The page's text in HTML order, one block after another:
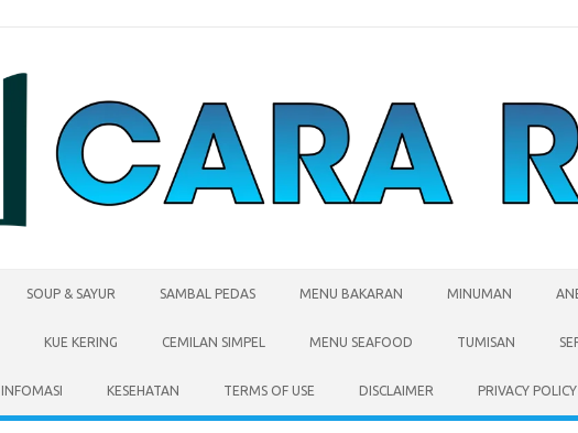
SOUP & SAYUR SAMBAL PEDAS MENU BAKARAN MINUMAN
KUE KERING CEMILAN SIMPEL MENU SEAFOOD TUMISAN
INFOMASI KESEHATAN TERMS OF USE DISCLAIMER PRIVACY POLICY